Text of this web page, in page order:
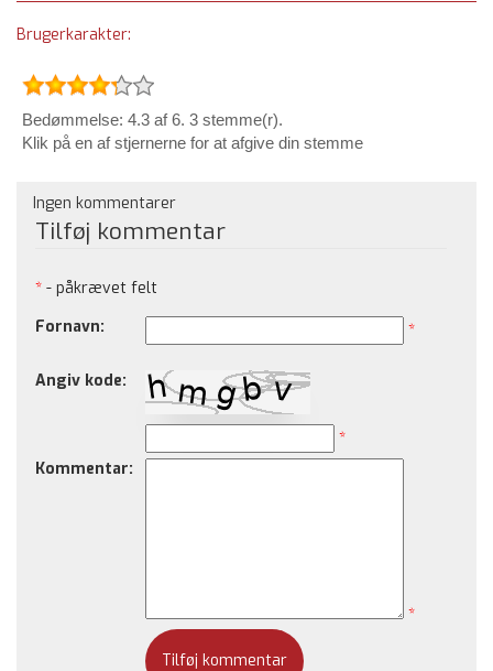
Brugerkarakter:
Bedømmelse: 4.3 af 6. 3 stemme(r).
Klik på en af stjernerne for at afgive din stemme
Ingen kommentarer
Tilføj kommentar
* - påkrævet felt
Fornavn:
*
Angiv kode:
*
Kommentar:
*